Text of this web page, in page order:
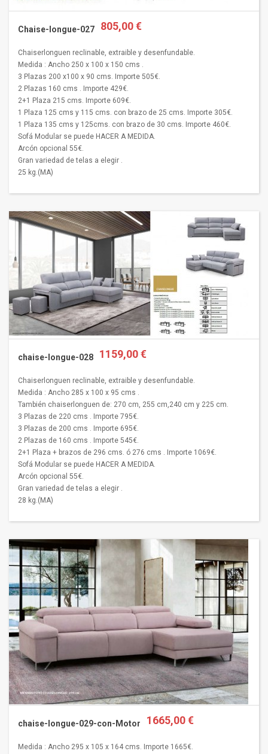
Chaise-longue-027 805,00 €
Chaiserlonguen reclinable, extraible y desenfundable.
Medida : Ancho 250 x 100 x 150 cms .
3 Plazas 200 x100 x 90 cms. Importe 505€.
2 Plazas 160 cms . Importe 429€.
2+1 Plaza 215 cms. Importe 609€.
1 Plaza 125 cms y 115 cms. con brazo de 25 cms. Importe 305€.
1 Plaza 135 cms y 125cms. con brazo de 30 cms. Importe 460€.
Sofá Modular se puede HACER A MEDIDA.
Arcón opcional 55€.
Gran variedad de telas a elegir .
25 kg.(MA)
chaise-longue-028 1159,00 €
Chaiserlonguen reclinable, extraible y desenfundable.
Medida : Ancho 285 x 100 x 95 cms .
También chaiserlonguen de: 270 cm, 255 cm,240 cm y 225 cm.
3 Plazas de 220 cms . Importe 795€.
3 Plazas de 200 cms . Importe 695€.
2 Plazas de 160 cms . Importe 545€.
2+1 Plaza + brazos de 296 cms. ó 276 cms . Importe 1069€.
Sofá Modular se puede HACER A MEDIDA.
Arcón opcional 55€.
Gran variedad de telas a elegir .
28 kg.(MA)
chaise-longue-029-con-Motor 1665,00 €
Medida : Ancho 295 x 105 x 164 cms. Importe 1665€.